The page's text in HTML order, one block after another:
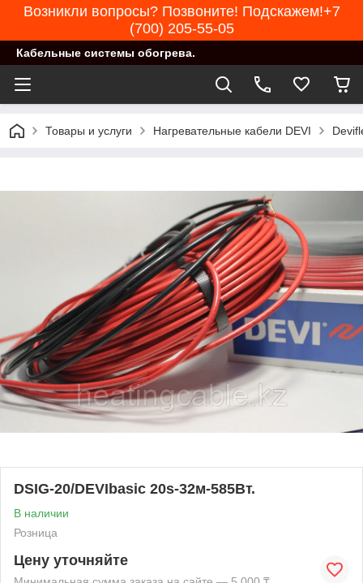
Возникли вопросы? Позвоните! Подскажем!+7
(700) 205-55-05
Кабельные системы обогрева.
Товары и услуги Нагревательные кабели DEVI
DSIG-20/DEVIbasic 20s-32м-585Вт.
В наличии
Розница
Цену уточняйте